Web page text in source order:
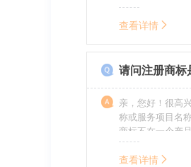
商标持有人合法
的责任，明知侵
查看详情
请问注册商标
亲，您好！很高
称或服务项目名
商标不在一个产
名称的。希望我
查看详情